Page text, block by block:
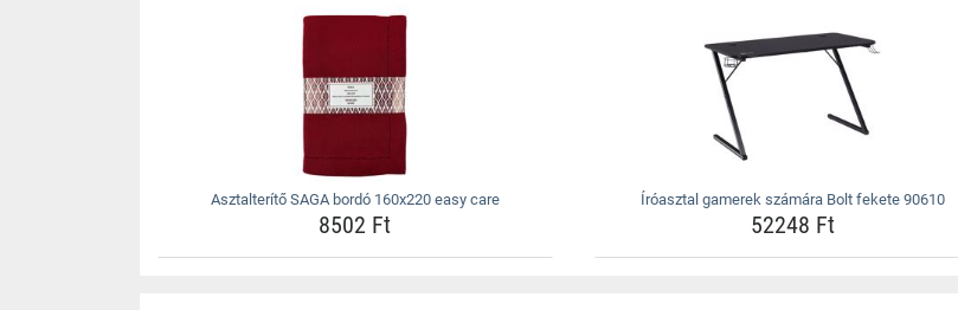
Asztalterítő SAGA bordó 160x220 easy care
8502 Ft
Íróasztal gamerek számára Bolt fekete 90610
52248 Ft